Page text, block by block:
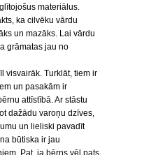
materiālus.
ka cilvēku vārdu
un mazāks. Lai vārdu
grāmatas jau no
visvairāk. Turklāt, tiem ir
un pasakām ir
attīstībā. Ar stāstu
dažādu varoņu dzīves,
un lieliski pavadīt
būtiska ir jau
Pat, ja bērns vēl pats